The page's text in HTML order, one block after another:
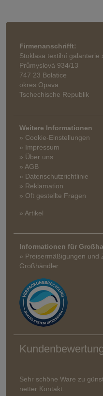
Firmenanschrifft:
Stoklasa textilní galanterie
Průmyslová 934/13
747 23 Bolatice
okres Opava
Tschechische Republik
Weitere Informationen
» Cookie-Einstellungen
» Impressum
» Über uns
» AGB
» Datenschutzrichtlinie
» Reklamation
» Oft gestellte Fragen
» Artikel
Informationen für
» Preisermäßigungen und
Großhändler
Sehr schöne Ware zu
netter Kontakt.